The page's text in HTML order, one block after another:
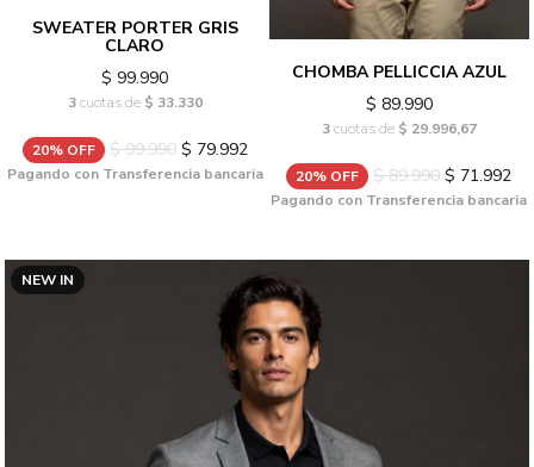
SWEATER PORTER GRIS
CLARO
$ 99.990
3cuotas de $ 33.330
20% OFF $ 99.990$ 79.992
Pagando con Transferencia bancaria
CHOMBA PELLICCIA AZUL
$ 89.990
3cuotas de $ 29.996,67
20% OFF $ 89.990 $ 71.992
Pagando con Transferencia bancaria
NEW IN